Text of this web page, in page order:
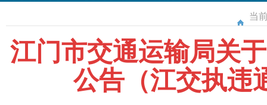
当
江门市交通运输局关
公告（江交执违